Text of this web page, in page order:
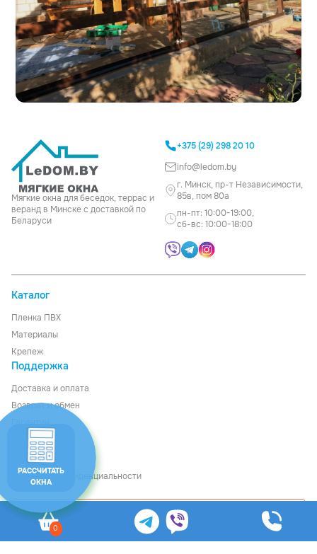
Мягкие окна для беседок, террас и
веранд в Минске с доставкой по
Беларуси
+375 (29) 298 20 10
info@ledom.by
г. Минск, пр-т Независимости,
85в, пом 80а
пн-пт: 10:00-19:00,
сб-вс: 10:00-18:00
Каталог
Пленка ПВХ
Материалы
Крепеж
Поддержка
Доставка иоплата
Возврат и обмен
О компании
Контакты
Политика конфиденциальности
Рассчитать стоимость
0
РАССЧИТАТЬ
ОКНА